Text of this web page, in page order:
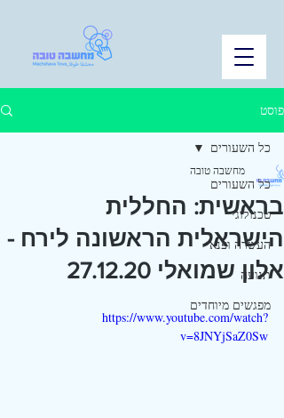
פוסט
כל השעורים
טכנולוגי
העשרה ופנאי
תנועה
מפגשים מיוחדים
כל השעורים
בראשית: החללית
הישראלית הראשונה לירח -
אלון שמואלי 27.12.20
מחשבה טובה
https://www.youtube.com/watch?
v=8JNYjSaZ0Sw